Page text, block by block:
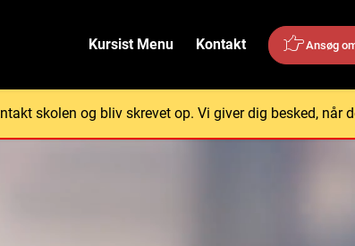
Kursist Menu Kontakt Ansøg
skolen og bliv skrevet op. Vi giver dig besked, når